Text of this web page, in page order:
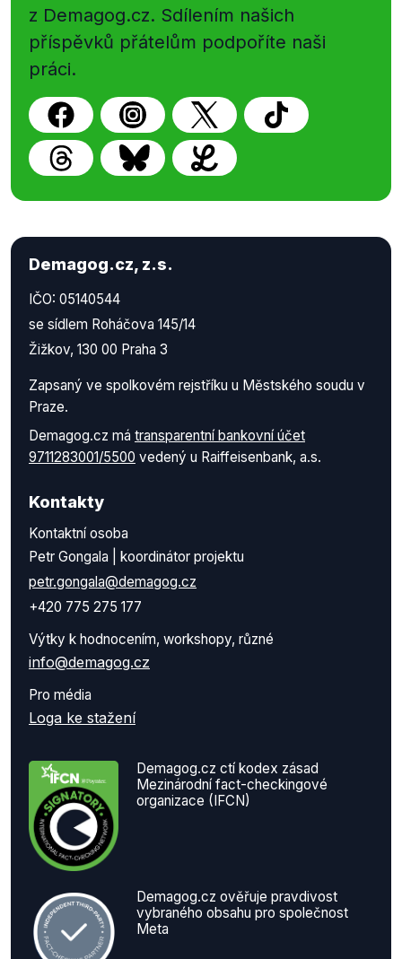
z Demagog.cz. Sdílením našich
příspěvků přátelům podpoříte naši
práci.
Demagog.cz, z.s.
IČO: 05140544
se sídlem Roháčova 145/14
Žižkov, 130 00 Praha 3
Zapsaný ve spolkovém rejstříku u Městského soudu v
Praze.
Demagog.cz má transparentní bankovní účet
9711283001/5500 vedený u Raiffeisenbank, a.s.
Kontakty
Kontaktní osoba
Petr Gongala | koordinátor projektu
petr.gongala@demagog.cz
+420 775 275 177
Výtky k hodnocením, workshopy, různé
info@demagog.cz
Pro média
Loga ke stažení
Demagog.cz ctí kodex zásad
Mezinárodní fact-checkingové
organizace (IFCN)
Demagog.cz ověřuje pravdivost
vybraného obsahu pro společnost
Meta